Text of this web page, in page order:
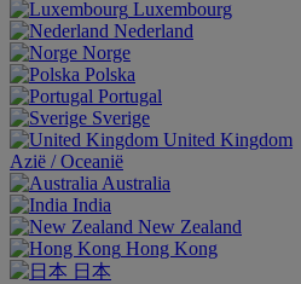
Luxembourg
Nederland
Norge
Polska
Portugal
Sverige
United Kingdom
Aziё / Oceaniё
Australia
India
New Zealand
Hong Kong
日本